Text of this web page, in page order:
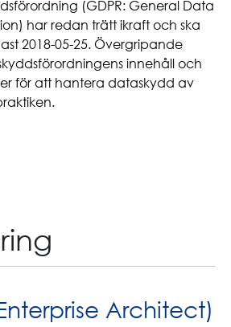
(GDPR: General Data
har redan trätt ikraft och ska
2018-05-25. Övergripande
innehåll och
för att hantera dataskydd av
Architect)